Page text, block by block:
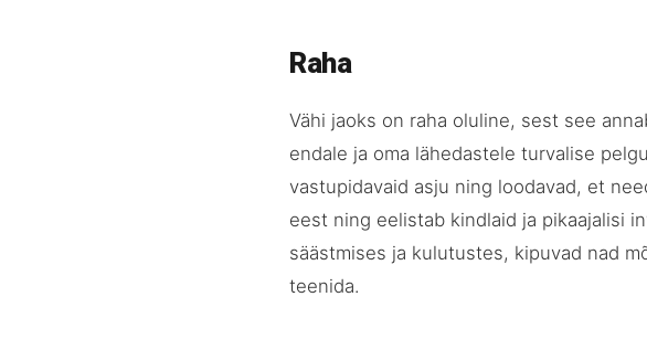
Raha
Vähi jaoks on raha oluline, sest see
endale ja oma lähedastele turvalise
vastupidavaid asju ning loodavad, et
eest ning eelistab kindlaid ja pikaajalisi
säästmises ja kulutustes, kipuvad nad
teenida.